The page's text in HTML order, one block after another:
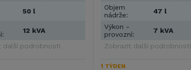
50 l
12 kVA
další podrobnosti
Objem
nádrže:
47 l
Výkon -
provozní:
7 kVA
Zobrazit další podrobnosti
1 TÝDEN